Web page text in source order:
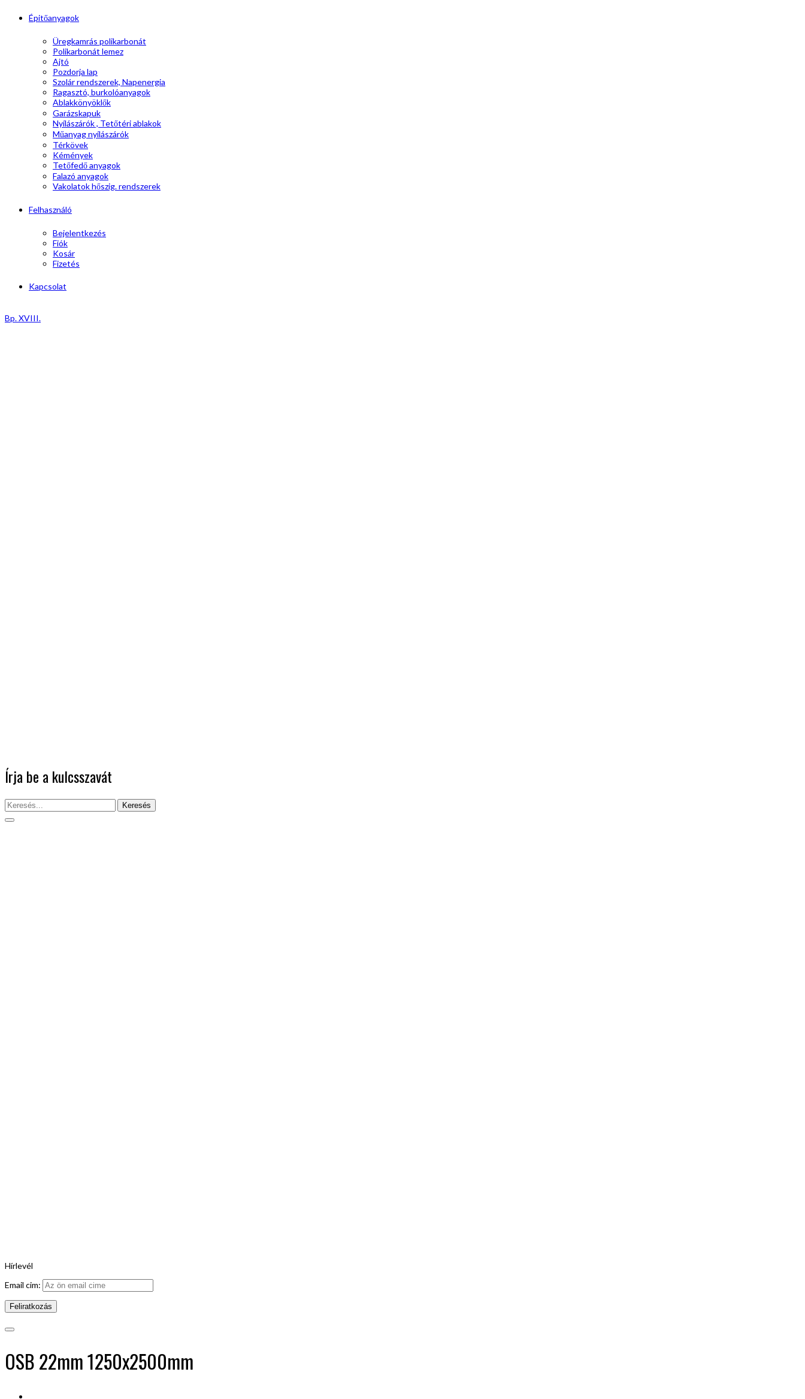
Épitőanyagok
Üregkamrás polikarbonát
Polikarbonát lemez
Ajtó
Pozdorja lap
Szolár rendszerek, Napenergia
Ragasztó, burkolóanyagok
Ablakkönyöklők
Garázskapuk
Nyílászárók , Tetőtéri ablakok
Műanyag nyílászárók
Térkövek
Kémények
Tetőfedő anyagok
Falazó anyagok
Vakolatok hőszig. rendszerek
Felhasználó
Bejelentkezés
Fiók
Kosár
Fizetés
Kapcsolat
Bp. XVIII.
Írja be a kulcsszavát
Keresés
Hírlevél
Email cim:
OSB 22mm 1250x2500mm